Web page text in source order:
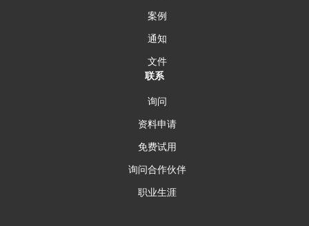
案例
通知
文件
联系
询问
资料申请
免费试用
询问合作伙伴
职业生涯